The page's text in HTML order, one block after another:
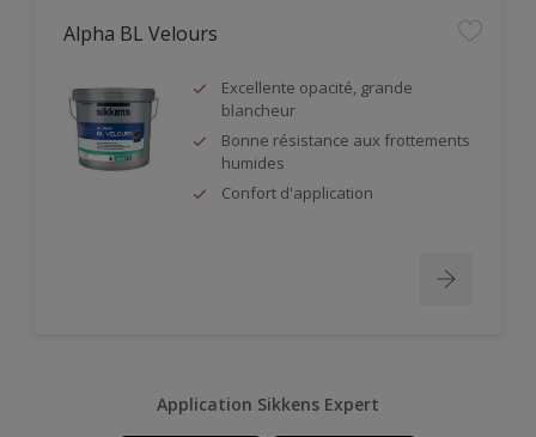
Alpha BL Velours
Excellente opacité, grande
blancheur
Bonne résistance aux frottements
humides
Confort d'application
Application Sikkens Expert